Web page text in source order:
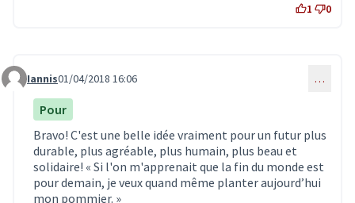
1 0
Commentaire 402
Iannis01/04/2018 16:06 …
Pour
Bravo! C'est une belle idée vraiment pour un futur plus
durable, plus agréable, plus humain, plus beau et
solidaire! « Si l'on m'apprenait que la fin du monde est
pour demain, je veux quand même planter aujourd’hui
mon pommier. »